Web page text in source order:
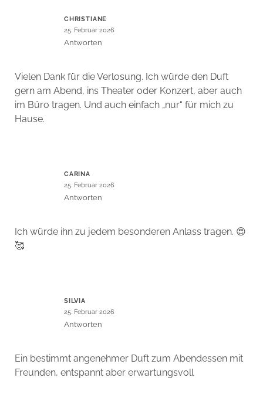
CHRISTIANE
25. Februar 2026
Antworten
Vielen Dank für die Verlosung. Ich würde den Duft
gern am Abend, ins Theater oder Konzert, aber auch
im Büro tragen. Und auch einfach „nur“ für mich zu
Hause.
CARINA
25. Februar 2026
Antworten
Ich würde ihn zu jedem besonderen Anlass tragen. 😍
🥰
SILVIA
25. Februar 2026
Antworten
Ein bestimmt angenehmer Duft zum Abendessen mit
Freunden, entspannt aber erwartungsvoll